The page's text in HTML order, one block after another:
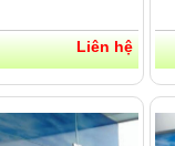
Liên hệ